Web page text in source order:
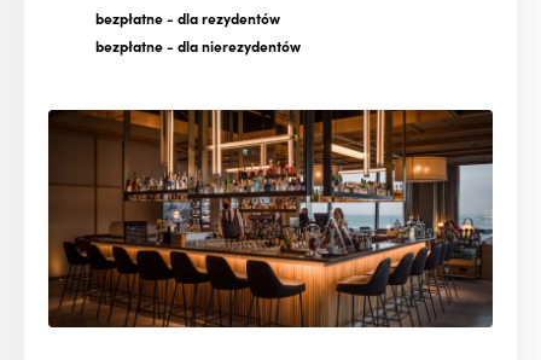
bezpłatne- dla rezydentów
bezpłatne- dla nierezydentów